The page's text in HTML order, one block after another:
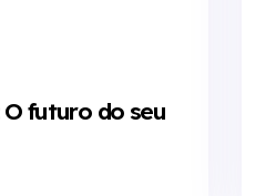
futuro do seu